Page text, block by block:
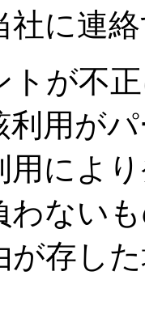
社に連
トが不
利用が
用によ
わない
が存し